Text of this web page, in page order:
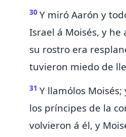
30 Y miró Aarón y
Israel á Moisés, y he
su rostro era
tuvieron miedo de
31 Y llamólos
los príncipes de la
volvieron á él, y